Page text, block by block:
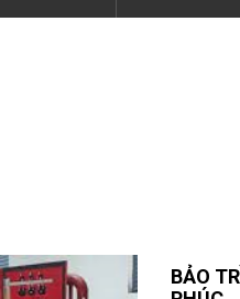
BẢO TRÌ, BẢO DƯỠNG HỆ THỐNG PCCC GIÁ RẺ TẠI VĨNH